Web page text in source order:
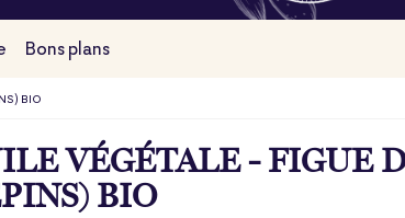
Bons plans
BIO
VÉGÉTALE - FIGUE
BIO